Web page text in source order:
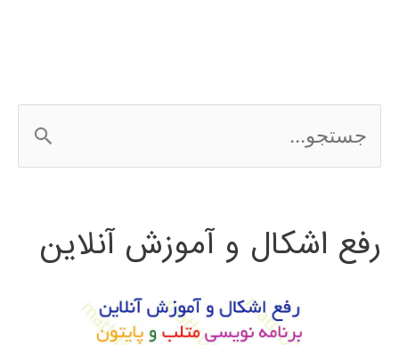
س
ج
رفع اشکال و آموزش آنلاین